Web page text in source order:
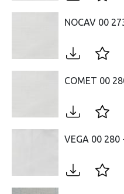
NOCAV 00
COMET 00
VEGA 00 280